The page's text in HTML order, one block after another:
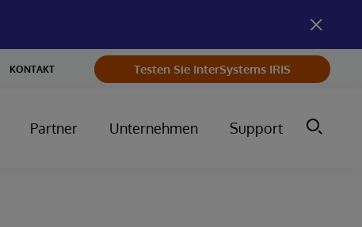
KONTAKT Testen Sie InterSystems IRIS
Partner Unternehmen Support